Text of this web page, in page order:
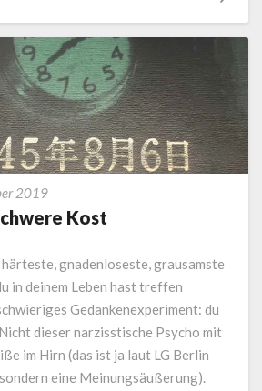
2019Hiroschima:
Schwere
Kost
gnadenloseste, grausamste
in deinem Leben hast treffen
Gedankenexperiment: du
dieser narzisstische Psycho mit
im Hirn (das ist ja laut LG Berlin
eine Meinungsäußerung).